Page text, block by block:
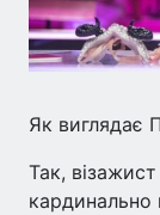
Як виглядає
Так,
кардинально